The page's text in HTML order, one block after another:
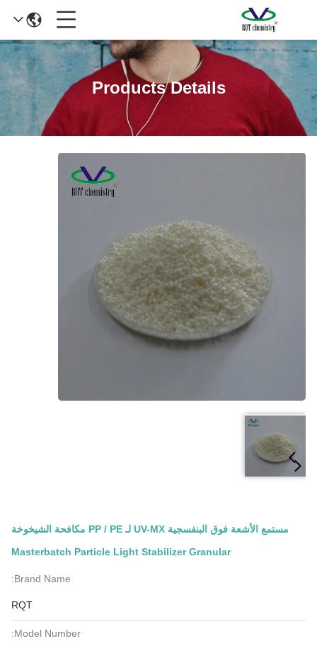
Products Details
مستمع الأشعة فوق البنفسجية UV-MX لـ PP / PE مكافحة الشيخوخة
Masterbatch Particle Light Stabilizer Granular
Brand Name:
RQT
Model Number: